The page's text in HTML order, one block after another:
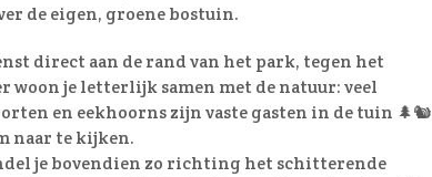
de eigen, groene bostuin.
direct aan de rand van het park, tegen het
woon je letterlijk samen met de natuur: veel
en eekhoorns zijn vaste gasten in de tuin 🌲🐿️
naar te kijken.
je bovendien zo richting het schitterende